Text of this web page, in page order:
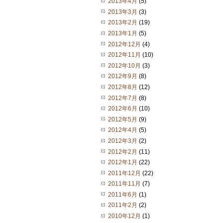
2013年3月 (3)
2013年2月 (19)
2013年1月 (5)
2012年12月 (4)
2012年11月 (10)
2012年10月 (3)
2012年9月 (8)
2012年8月 (12)
2012年7月 (8)
2012年6月 (10)
2012年5月 (9)
2012年4月 (5)
2012年3月 (2)
2012年2月 (11)
2012年1月 (22)
2011年12月 (22)
2011年11月 (7)
2011年6月 (1)
2011年2月 (2)
2010年12月 (1)